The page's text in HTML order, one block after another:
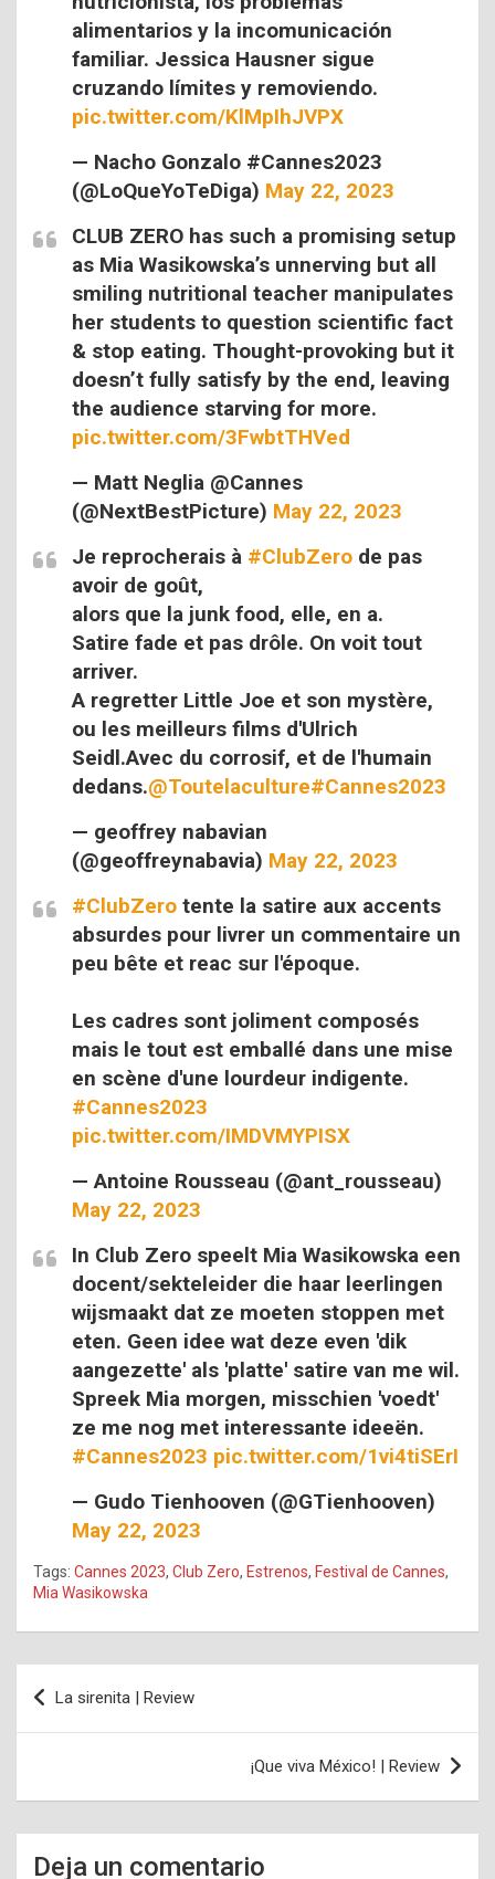
alimentarios y la incomunicación
familiar. Jessica Hausner sigue
cruzando límites y removiendo.
pic.twitter.com/KlMpIhJVPX
— Nacho Gonzalo #Cannes2023
(@LoQueYoTeDiga) May 22, 2023
CLUB ZERO has such a promising setup
as Mia Wasikowska’s unnerving but all
smiling nutritional teacher manipulates
her students to question scientific fact
& stop eating. Thought-provoking but it
doesn’t fully satisfy by the end, leaving
the audience starving for more.
pic.twitter.com/3FwbtTHVed
— Matt Neglia @Cannes
(@NextBestPicture) May 22, 2023
Je reprocherais à #ClubZero de pas
avoir de goût,
alors que la junk food, elle, en a.
Satire fade et pas drôle. On voit tout
arriver.
A regretter Little Joe et son mystère,
ou les meilleurs films d'Ulrich
Seidl.Avec du corrosif, et de l'humain
dedans.@Toutelaculture#Cannes2023
— geoffrey nabavian
(@geoffreynabavia) May 22, 2023
#ClubZero tente la satire aux accents
absurdes pour livrer un commentaire un
peu bête et reac sur l'époque.
Les cadres sont joliment composés
mais le tout est emballé dans une mise
en scène d'une lourdeur indigente.
#Cannes2023
pic.twitter.com/IMDVMYPISX
— Antoine Rousseau (@ant_rousseau)
May 22, 2023
In Club Zero speelt Mia Wasikowska een
docent/sekteleider die haar leerlingen
wijsmaakt dat ze moeten stoppen met
eten. Geen idee wat deze even 'dik
aangezette' als 'platte' satire van me wil.
Spreek Mia morgen, misschien 'voedt'
ze me nog met interessante ideeën.
#Cannes2023 pic.twitter.com/1vi4tiSErI
— Gudo Tienhooven (@GTienhooven)
May 22, 2023
Tags: Cannes 2023, Club Zero, Estrenos, Festival de Cannes,
Mia Wasikowska
Navegación
de
La sirenita | Review
¡Que viva México! | Review
Deja un comentario